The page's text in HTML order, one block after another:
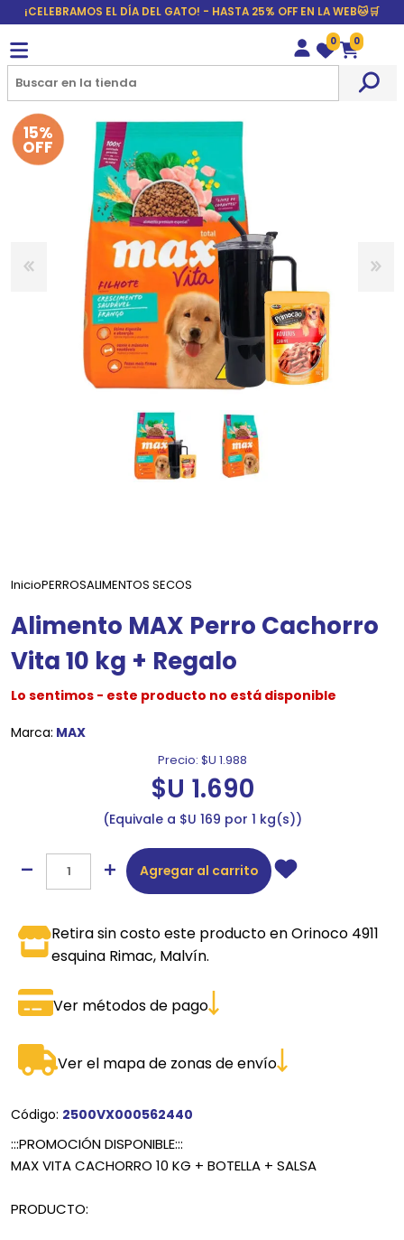
¡CELEBRAMOS EL DÍA DEL GATO! - HASTA 25% OFF EN LA WEB🐱🛒
Wishlist
0
Carrito
0
15%
OFF
InicioPERROSALIMENTOS SECOS
Alimento MAX Perro Cachorro
Vita 10 kg + Regalo
Lo sentimos - este producto no está disponible
Marca: MAX
Precio: $U 1.988
$U 1.690
Equivale a $U 169 por 1 kg(s)
Agregar al carrito
Retira sin costo este producto en Orinoco 4911
esquina Rimac, Malvín.
Ver métodos de pago
Ver el mapa de zonas de envío
Código: 2500VX000562440
:::PROMOCIÓN DISPONIBLE:::
MAX VITA CACHORRO 10 KG + BOTELLA + SALSA
PRODUCTO: